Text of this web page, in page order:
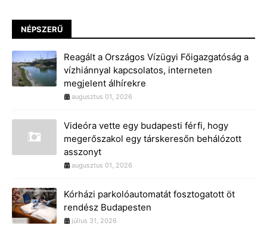
NÉPSZERŰ
Reagált a Országos Vízügyi Főigazgatóság a
vízhiánnyal kapcsolatos, interneten
megjelent álhírekre
augusztus 01, 2026
Videóra vette egy budapesti férfi, hogy
megerőszakol egy társkeresőn behálózott
asszonyt
augusztus 01, 2026
Kórházi parkolóautomatát fosztogatott öt
rendész Budapesten
július 31, 2026